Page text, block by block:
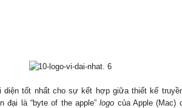
diện tốt nhất cho sự kết hợp giữa thiết kế
đại là “byte of the apple”logo của Apple (Mac)